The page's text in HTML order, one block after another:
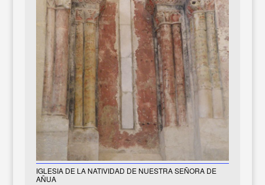
IGLESIA DE LA NATIVIDAD DE NUESTRA SEÑORA DE
AÑUA